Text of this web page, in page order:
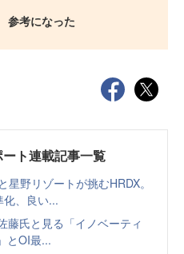
参考になった
ト連載記事一覧
野リゾートが挑むHRDX。
、良い...
藤氏と見る「イノベーティ
とOI最...